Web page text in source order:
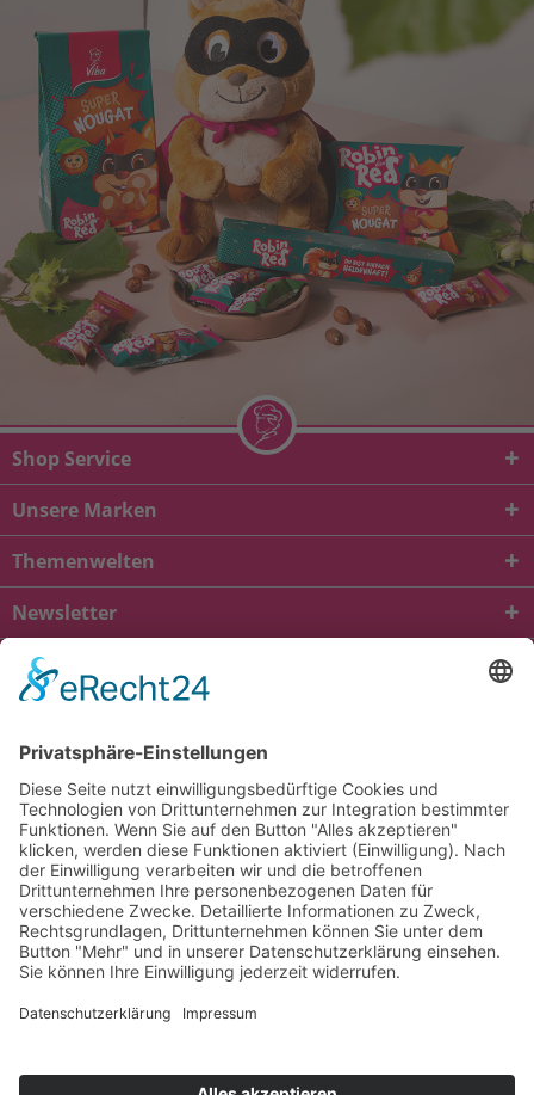
Shop Service
Unsere Marken
Themenwelten
Newsletter
* Alle Preise inkl. gesetzl. Mehrwertsteuer zzgl.
und ggf.
Nachnahmegebühren, wenn nicht anders beschrieben
viba.de
4.90von5.00bei1684
Kontakt Versandkosten und Lieferung
Zahlungsarten
FAQ – Häufig gestellte Fragen
Mein Konto
Allgemeine Geschäftsbedingungen
Datenschutz
Impressum
Barrierefreiheit
Cookie-Einstellungen
Widerrufsbelehrung
Vertrag widerrufen